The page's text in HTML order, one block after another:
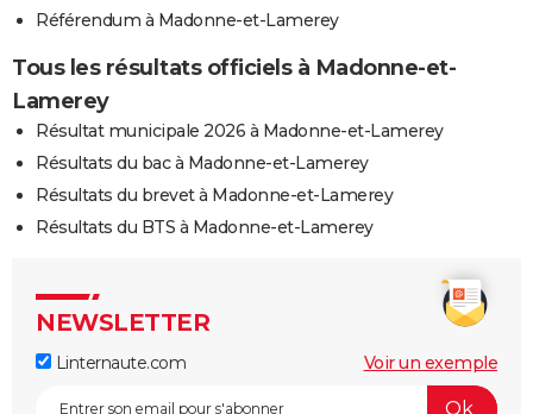
Référendum à Madonne-et-Lamerey
Tous les résultats officiels à Madonne-et-
Lamerey
Résultat municipale 2026 à Madonne-et-Lamerey
Résultats du bac à Madonne-et-Lamerey
Résultats du brevet à Madonne-et-Lamerey
Résultats du BTS à Madonne-et-Lamerey
NEWSLETTER
Linternaute.com Voir un exemple